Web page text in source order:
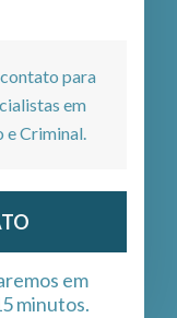
para
em
Criminal.
em
minutos.